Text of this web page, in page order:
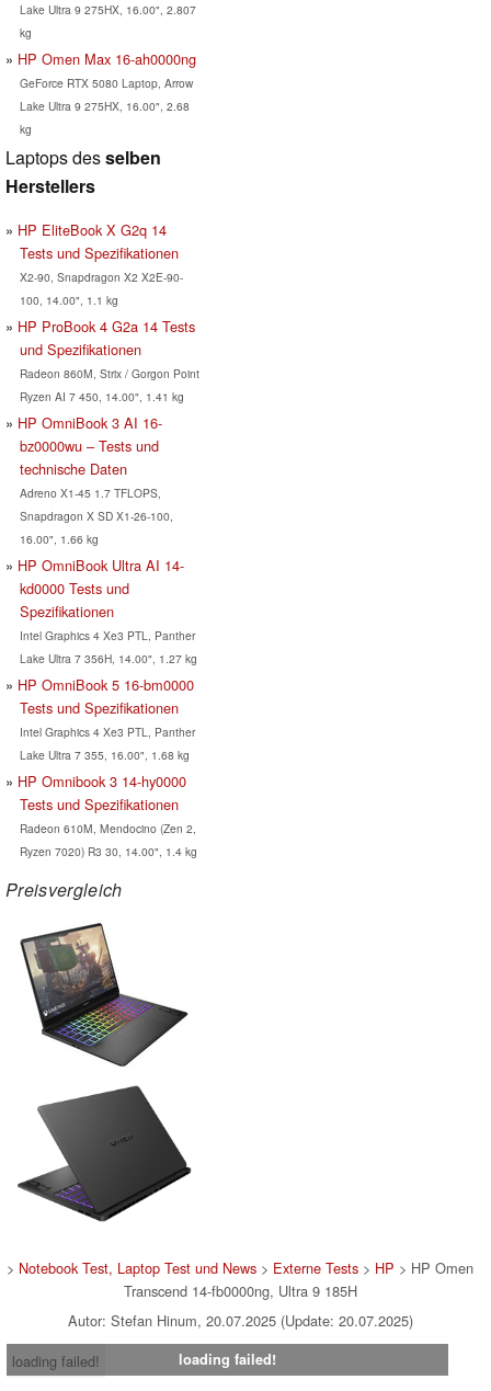
Lake Ultra 9 275HX, 16.00", 2.807
kg
HP Omen Max 16-ah0000ng
GeForce RTX 5080 Laptop, Arrow
Lake Ultra 9 275HX, 16.00", 2.68
kg
Laptops desselben
Herstellers
HP EliteBook X G2q 14
Tests und Spezifikationen
X2-90, Snapdragon X2 X2E-90-
100, 14.00", 1.1 kg
HP ProBook 4 G2a 14 Tests
und Spezifikationen
Radeon 860M, Strix / Gorgon Point
Ryzen AI 7 450, 14.00", 1.41 kg
HP OmniBook 3 AI 16-
bz0000wu – Tests und
technische Daten
Adreno X1-45 1.7 TFLOPS,
Snapdragon X SD X1-26-100,
16.00", 1.66 kg
HP OmniBook Ultra AI 14-
kd0000 Tests und
Spezifikationen
Intel Graphics 4 Xe3 PTL, Panther
Lake Ultra 7 356H, 14.00", 1.27 kg
HP OmniBook 5 16-bm0000
Tests und Spezifikationen
Intel Graphics 4 Xe3 PTL, Panther
Lake Ultra 7 355, 16.00", 1.68 kg
HP Omnibook 3 14-hy0000
Tests und Spezifikationen
Radeon 610M, Mendocino (Zen 2,
Ryzen 7020) R3 30, 14.00", 1.4 kg
Preisvergleich
> Notebook Test, Laptop Test und News > Externe Tests > HP > HP Omen
Transcend 14-fb0000ng, Ultra 9 185H
Autor: Stefan Hinum, 20.07.2025 (Update: 20.07.2025)
loading failed!
loading failed!